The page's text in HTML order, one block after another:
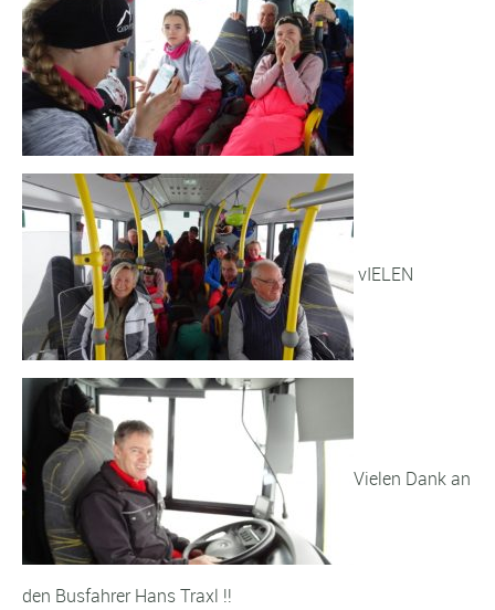
vIELEN
Vielen Dank an
den Busfahrer Hans Traxl !!